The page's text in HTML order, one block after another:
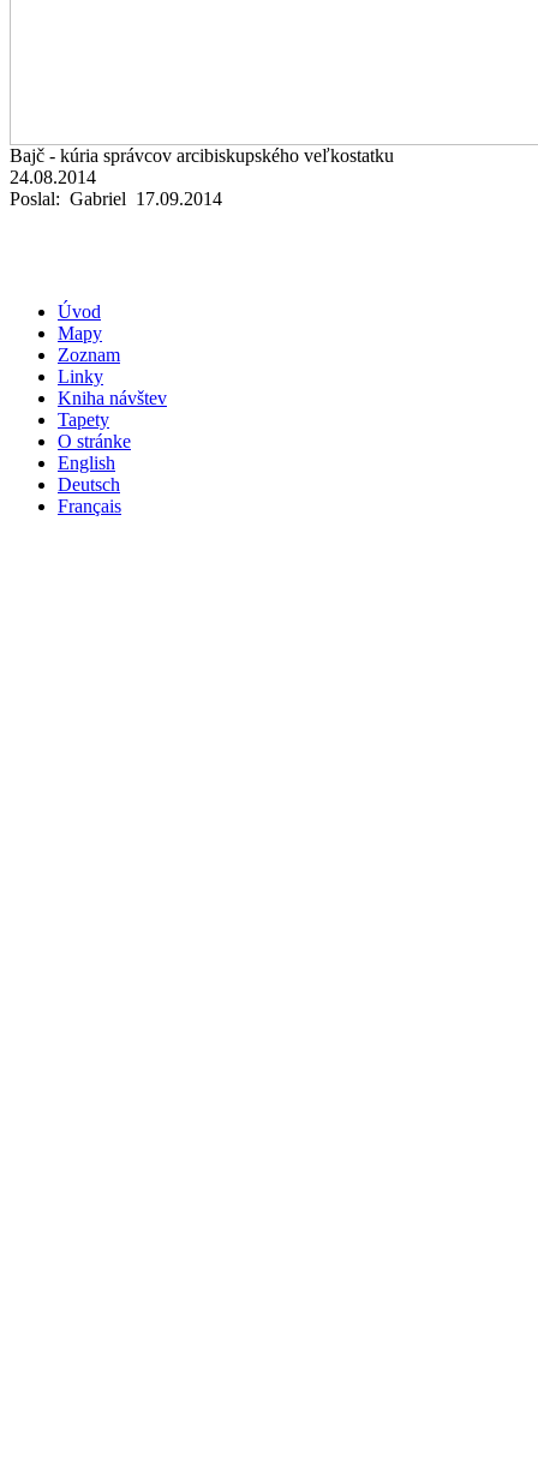
Bajč - kúria správcov arcibiskupského veľkostatku
24.08.2014
Poslal: Gabriel 17.09.2014
Úvod
Mapy
Zoznam
Linky
Kniha návštev
Tapety
O stránke
English
Deutsch
Français